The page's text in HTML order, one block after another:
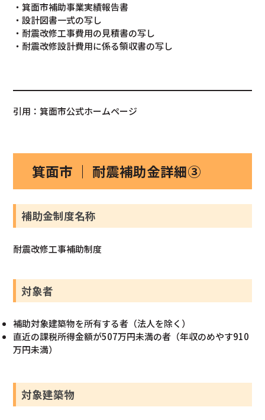
・箕面市補助事業実績報告書
・設計図書一式の写し
・耐震改修工事費用の見積書の写し
・耐震改修設計費用に係る領収書の写し
引用：箕面市公式ホームページ
箕面市 ｜ 耐震補助金詳細③
補助金制度名称
耐震改修工事補助制度
対象者
補助対象建築物を所有する者（法人を除く）
直近の課税所得金額が507万円未満の者（年収のめやす910
万円未満）
対象建築物